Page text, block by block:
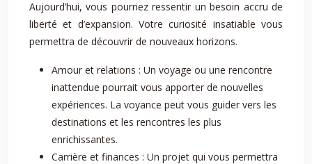
Aujourd’hui, vous pourriez ressentir un besoin accru de
liberté et d’expansion. Votre curiosité insatiable vous
permettra de découvrir de nouveaux horizons.
Amour et relations : Un voyage ou une rencontre
inattendue pourrait vous apporter de nouvelles
expériences. La voyance peut vous guider vers les
destinations et les rencontres les plus
enrichissantes.
Carrière et finances : Un projet qui vous permettra